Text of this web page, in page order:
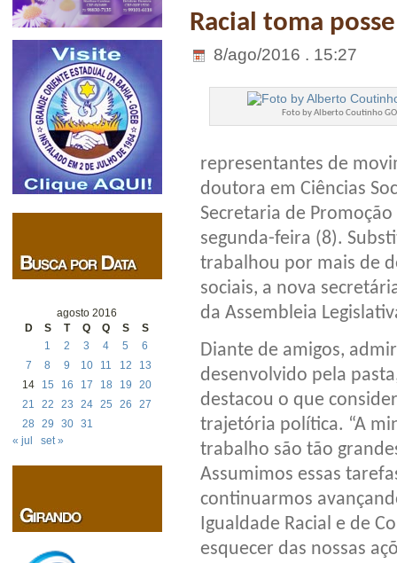
agosto 2016
D
S T Q Q S
S
1
2 3 4 5
6
7
8 9 10 11 12
13
14
15 16 17 18 19
20
21
22 23 24 25 26
27
28
29 30 31
« jul
set »
Racial toma posse
8/ago/2016 . 15:27
Foto by Alberto Coutinho
representantes de
doutora em Ciências
Secretaria de
segunda-feira (8).
trabalhou por mais de
sociais, a nova
da Assembleia
Diante de amigos,
desenvolvido pela
destacou o que
trajetória política. “A
trabalho são tão
Assumimos essas
continuarmos
Igualdade Racial e de
esquecer das nossas